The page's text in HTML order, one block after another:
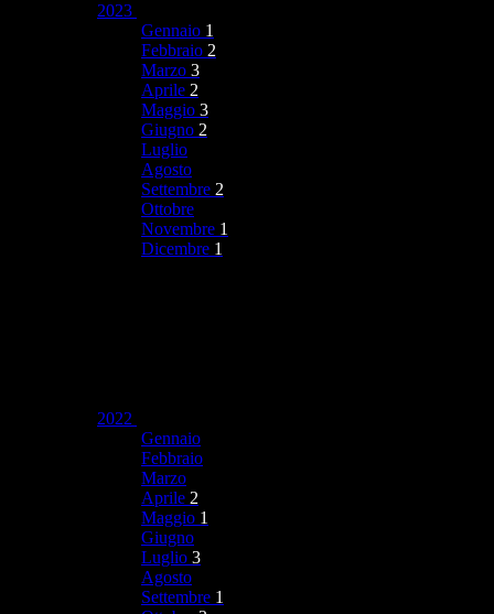
2023
Gennaio 1
Febbraio 2
Marzo 3
Aprile 2
Maggio 3
Giugno 2
Luglio
Agosto
Settembre 2
Ottobre
Novembre 1
Dicembre 1
2022
Gennaio
Febbraio
Marzo
Aprile 2
Maggio 1
Giugno
Luglio 3
Agosto
Settembre 1